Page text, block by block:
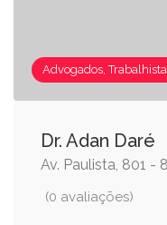
Advogados,
Dr. Adan Daré
Av. Paulista, 801 -
(0 avaliações)